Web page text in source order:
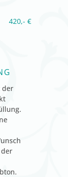
420,- €
der